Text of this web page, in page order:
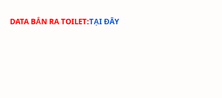
DATA BẮN RA TOILET:TẠI ĐÂY